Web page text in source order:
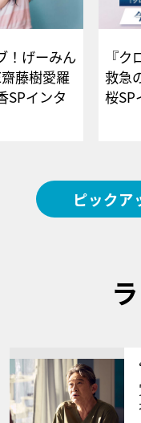
！げーみん
藤樹愛羅
SPインタ
『
救急
桜
ピックア